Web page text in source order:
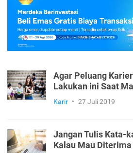
Agar Peluang
Lakukan ini Saat
Karir • 27 Juli 2019
Jangan Tulis Kata-
Kalau Mau